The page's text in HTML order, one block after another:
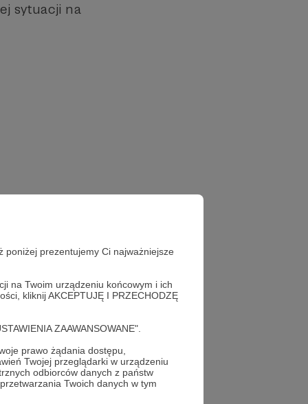
poniżej prezentujemy Ci najważniejsze
na Twoim urządzeniu końcowym i ich
kliknij AKCEPTUJĘ I PRZECHODZĘ
ZAAWANSOWANE".
prawo żądania dostępu,
Twojej przeglądarki w urządzeniu
odbiorców danych z państw
Twoich danych w tym
sytuacji na